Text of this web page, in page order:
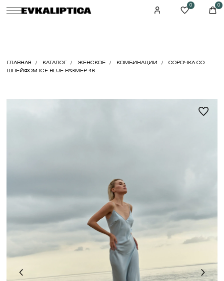
0 0
ГЛАВНАЯ КАТАЛОГ ЖЕНСКОЕ КОМБИНАЦИИ
СОРОЧКА СО
ШЛЕЙФОМ ICE BLUE РАЗМЕР 48